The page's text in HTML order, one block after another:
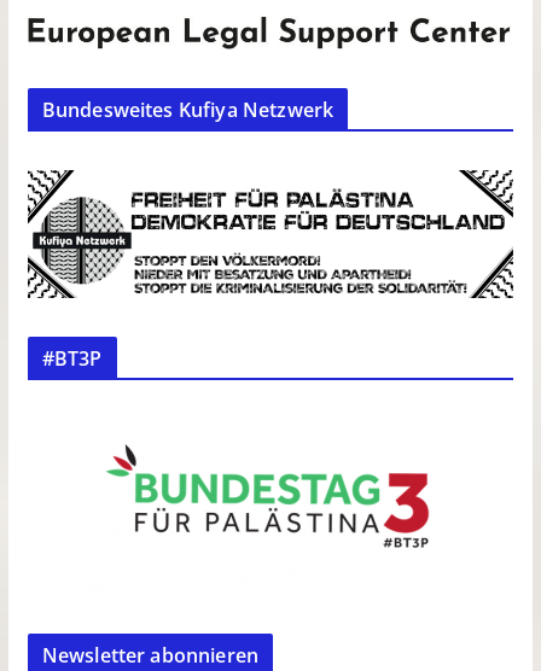
Bundesweites Kufiya Netzwerk
#BT3P
Newsletter abonnieren